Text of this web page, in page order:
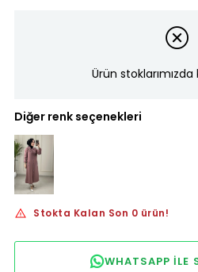
Ürün stoklarımızda
Diğer renk seçenekleri
Stokta Kalan Son 0 ürün!
WHATSAPP ILE